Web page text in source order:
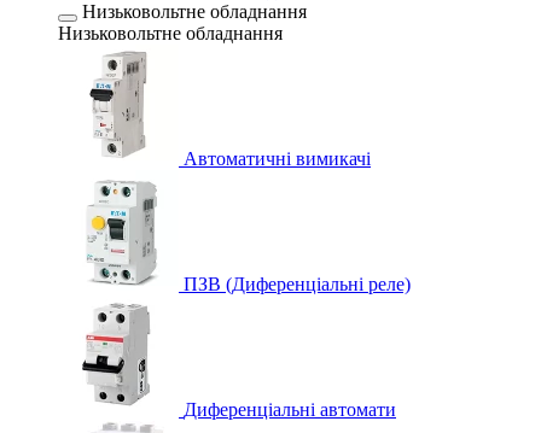
Низьковольтне обладнання
Низьковольтне обладнання
Автоматичні вимикачі
ПЗВ (Диференціальні реле)
Диференціальні автомати